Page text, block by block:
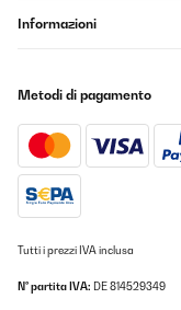
Informazioni
Metodi di pagamento
Tutti i prezzi IVA inclusa
N° partita IVA: DE 814529349